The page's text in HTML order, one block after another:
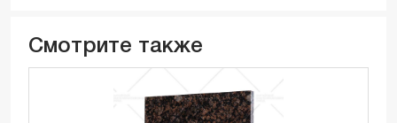
Смотрите также